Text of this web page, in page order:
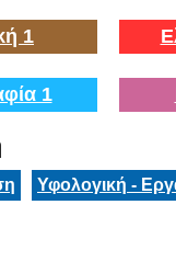
1
1
Υφολογική -